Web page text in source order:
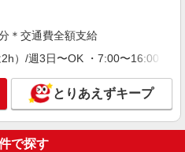
リン代含む)＞
詳細を見る
OKの人間関係に悩まない職場
ッフ
＊交通費全額支給
）/週3日〜OK ・7:00〜16:00
とりあえずキープ
で探す